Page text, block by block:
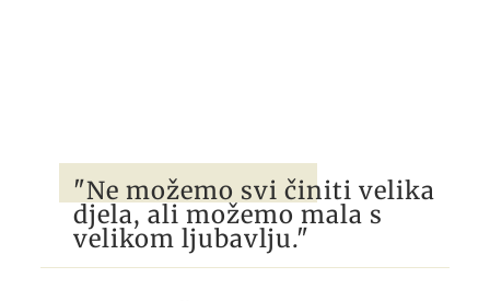
"Ne možemo svi činiti velika
djela, ali možemo mala s
velikom ljubavlju."